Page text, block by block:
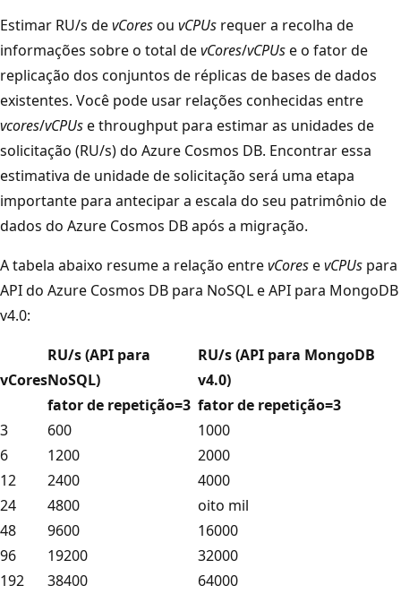
Estimar RU/s devCoresou vCPUs requer a recolha de
informações sobre o total devCores/vCPUse o fator de
replicação dos conjuntos de réplicas de bases de dados
existentes. Você pode usar relações conhecidas entre
vcores/vCPUse throughput para estimar as unidades de
solicitação (RU/s) do Azure Cosmos DB. Encontrar essa
estimativa de unidade de solicitação será uma etapa
importante para antecipar a escala do seu patrimônio de
dados do Azure Cosmos DB após a migração.
A tabela abaixo resume a relação entrevCoresevCPUs para
API do Azure Cosmos DB para NoSQL e API para MongoDB
v4.0:
vCores
RU/s (API para
NoSQL)
fator de repetição=3
RU/s (API para MongoDB
v4.0)
fator de repetição=3
3
600
1000
6
1200
2000
12
2400
4000
24
4800
oito mil
48
9600
16000
96
19200
32000
192
38400
64000